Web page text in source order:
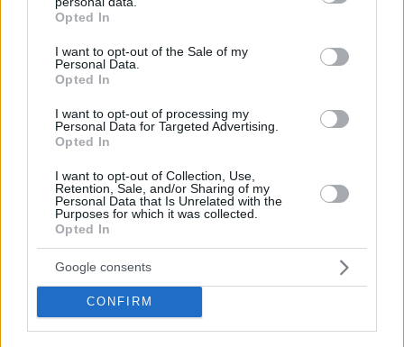
grant or deny consent to Google and its third-party tags to
use your data for below specified purposes in below Google
consent section.
Opted In
I want to opt-out of the Sale of my
Personal Data.
Opted In
I want to opt-out of processing my
Personal Data for Targeted Advertising.
Opted In
I want to opt-out of Collection, Use,
Retention, Sale, and/or Sharing of my
Personal Data that Is Unrelated with the
Purposes for which it was collected.
Opted In
Google consents
CONFIRM
100.00%
Συνδικαλιστής ψαράς που αποχώρησε
από την Ελπίδα της Καρυστιανού, της
ζητά να τον προστατέψει:
από μέλη του κόμματος
08.08.2026, 20:05
Για ανθρωποκτονία από αμέλεια
κατηγορούνται οι γονείς του 4χρονου
και ο ιδιοκτήτης του beach bar στην
Πάρο: Πώς έγινε η τραγωδία